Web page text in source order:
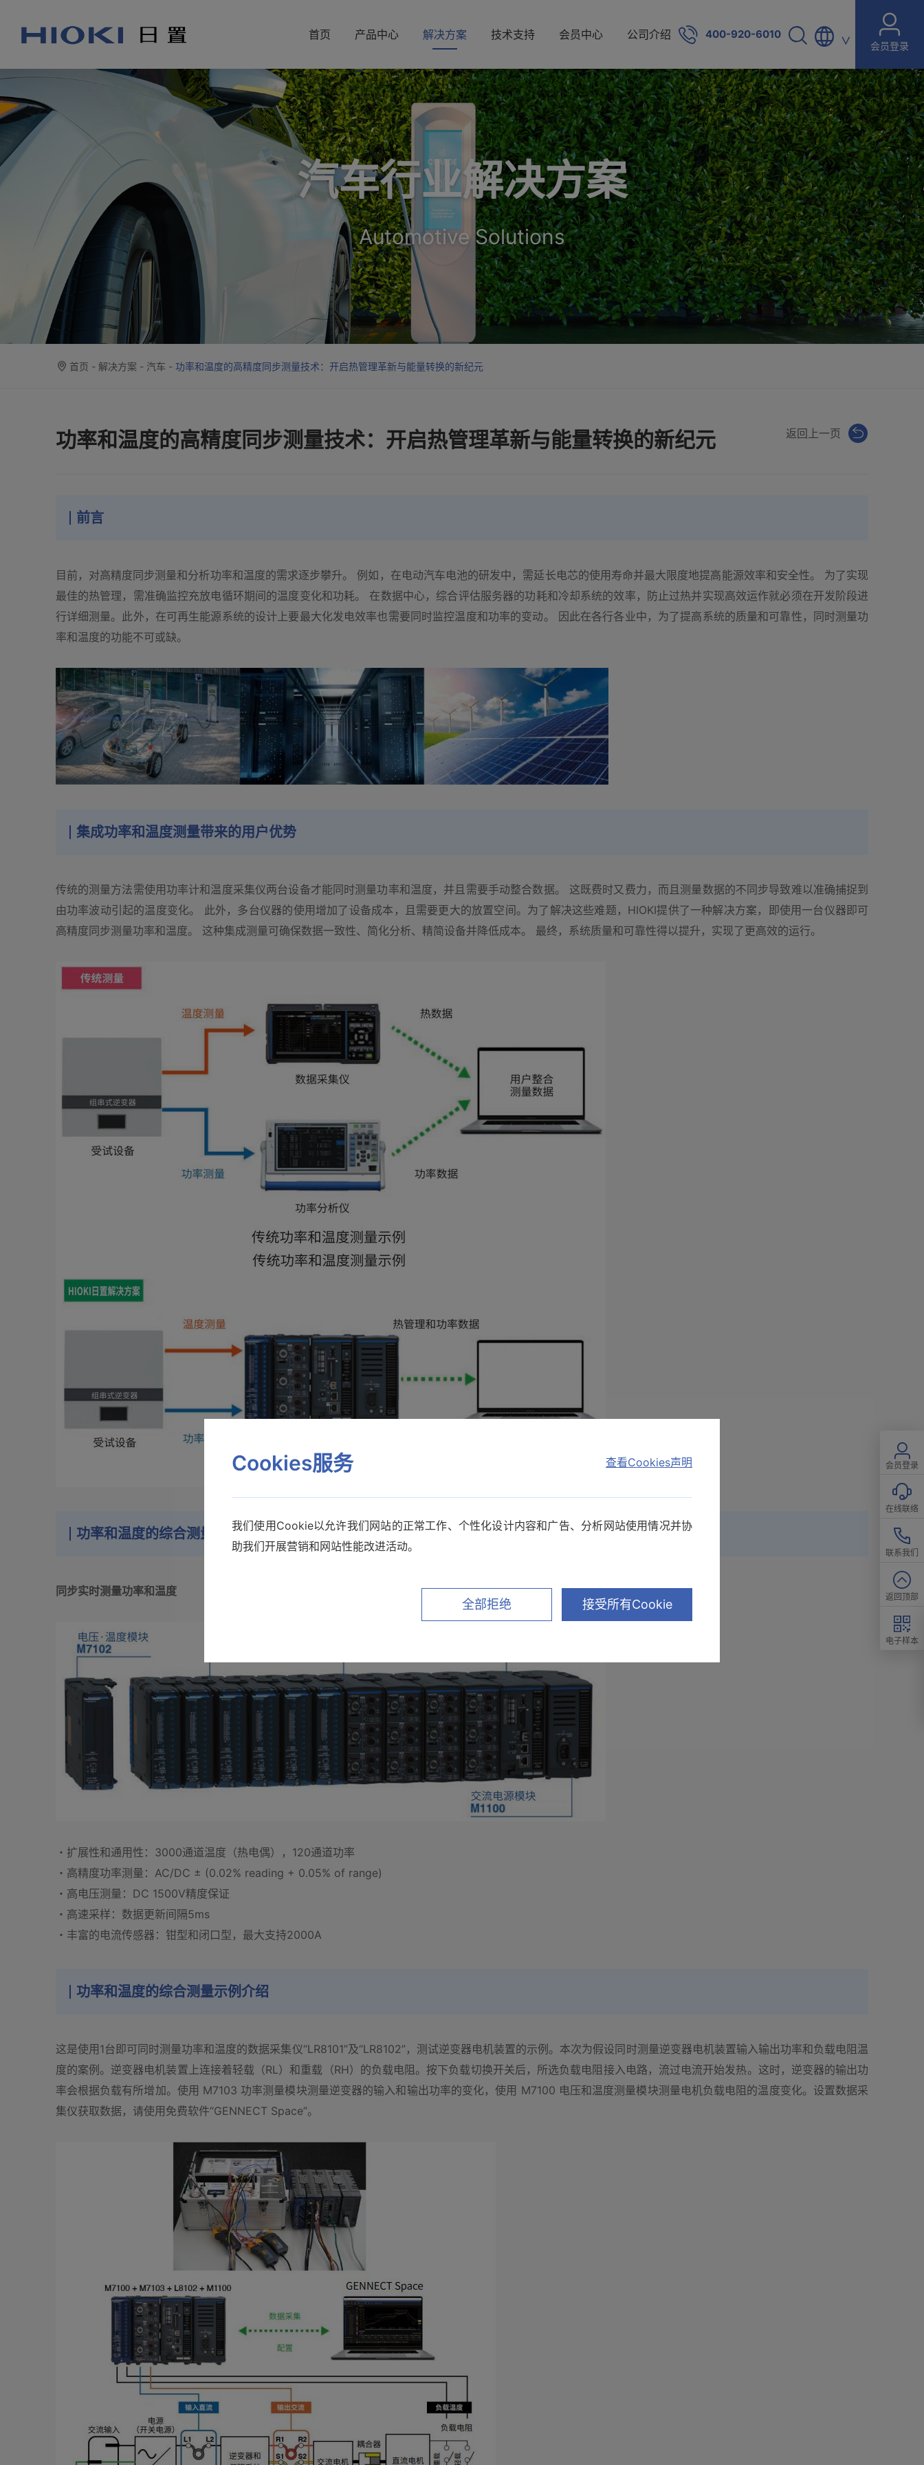
首页 产品中心 解决方案 技术支持 会员中心 公司介绍 400-920-6010 ∨ 会员登录
汽车行业解决方案
Automotive Solutions
首页 - 解决方案 - 汽车 - 功率和温度的高精度同步测量技术：开启热管理革新与能量转换的新纪元
功率和温度的高精度同步测量技术：开启热管理革新与能量转换的新纪元 返回上一页
前言
目前，对高精度同步测量和分析功率和温度的需求逐步攀升。 例如，在电动汽车电池的研发中，需延长电芯的使用寿命并最大限度地提高能源效率和安全性。 为了实现
最佳的热管理，需准确监控充放电循环期间的温度变化和功耗。 在数据中心，综合评估服务器的功耗和冷却系统的效率，防止过热并实现高效运作就必须在开发阶段进
行详细测量。此外，在可再生能源系统的设计上要最大化发电效率也需要同时监控温度和功率的变动。 因此在各行各业中，为了提高系统的质量和可靠性，同时测量功
率和温度的功能不可或缺。
集成功率和温度测量带来的用户优势
传统的测量方法需使用功率计和温度采集仪两台设备才能同时测量功率和温度，并且需要手动整合数据。 这既费时又费力，而且测量数据的不同步导致难以准确捕捉到
由功率波动引起的温度变化。 此外，多台仪器的使用增加了设备成本，且需要更大的放置空间。为了解决这些难题，HIOKI提供了一种解决方案，即使用一台仪器即可
高精度同步测量功率和温度。 这种集成测量可确保数据一致性、简化分析、精简设备并降低成本。 最终，系统质量和可靠性得以提升，实现了更高效的运行。
功率和温度的综合测量方案：数据采集仪 LR8101、LR8102
同步实时测量功率和温度
・扩展性和通用性：3000通道温度（热电偶），120通道功率
・高精度功率测量：AC/DC ± (0.02% reading + 0.05% of range)
・高电压测量：DC 1500V精度保证
・高速采样：数据更新间隔5ms
・丰富的电流传感器：钳型和闭口型，最大支持2000A
功率和温度的综合测量示例介绍
这是使用1台即可同时测量功率和温度的数据采集仪“LR8101”及“LR8102”，测试逆变器电机装置的示例。本次为假设同时测量逆变器电机装置输入输出功率和负载电阻温
度的案例。逆变器电机装置上连接着轻载（RL）和重载（RH）的负载电阻。按下负载切换开关后，所选负载电阻接入电路，流过电流开始发热。这时，逆变器的输出功
率会根据负载有所增加。使用 M7103 功率测量模块测量逆变器的输入和输出功率的变化，使用 M7100 电压和温度测量模块测量电机负载电阻的温度变化。设置数据采
集仪获取数据，请使用免费软件“GENNECT Space”。
会员登录
在线联络
联系我们
返回顶部
电子样本
Cookies服务 查看Cookies声明
我们使用Cookie以允许我们网站的正常工作、个性化设计内容和广告、分析网站使用情况并协
助我们开展营销和网站性能改进活动。
全部拒绝 接受所有Cookie